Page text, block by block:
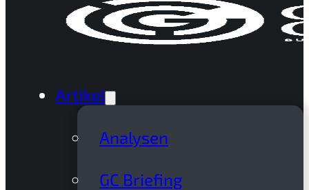
Artikel
Analysen
GC Briefing